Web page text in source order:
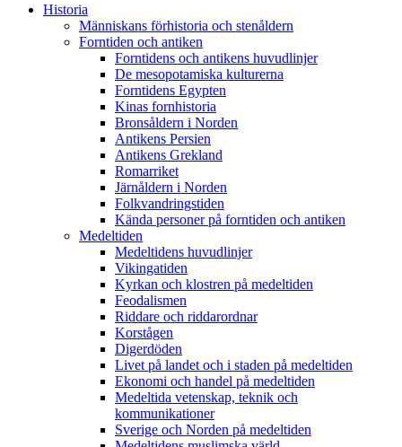
Historia
Människans förhistoria och stenåldern
Forntiden och antiken
Forntidens och antikens huvudlinjer
De mesopotamiska kulturerna
Forntidens Egypten
Kinas fornhistoria
Bronsåldern i Norden
Antikens Persien
Antikens Grekland
Romarriket
Järnåldern i Norden
Folkvandringstiden
Kända personer på forntiden och antiken
Medeltiden
Medeltidens huvudlinjer
Vikingatiden
Kyrkan och klostren på medeltiden
Feodalismen
Riddare och riddarordnar
Korstågen
Digerdöden
Livet på landet och i staden på medeltiden
Ekonomi och handel på medeltiden
Medeltida vetenskap, teknik och
kommunikationer
Sverige och Norden på medeltiden